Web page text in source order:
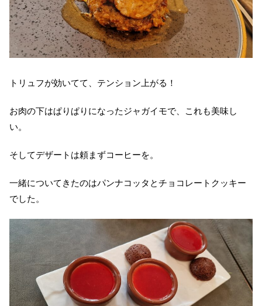
トリュフが効いてて、テンション上がる！
お肉の下はぱりぱりになったジャガイモで、これも美味し
い。
そしてデザートは頼まずコーヒーを。
一緒についてきたのはパンナコッタとチョコレートクッキー
でした。